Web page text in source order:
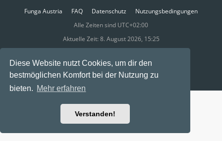
Diese Website nutzt Cookies, um dir den
bestmöglichen Komfort bei der Nutzung zu
bieten. Mehr erfahren
Verstanden!
Funga Austria FAQ Datenschutz
Nutzungsbedingungen
Alle Zeiten sind UTC+02:00
Aktuelle Zeit: 8. August 2026, 15:25
Ravaio Theme byGramziu